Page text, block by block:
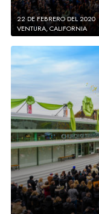
22 DE FEBRERO DEL 2020
VENTURA, CALIFORNIA